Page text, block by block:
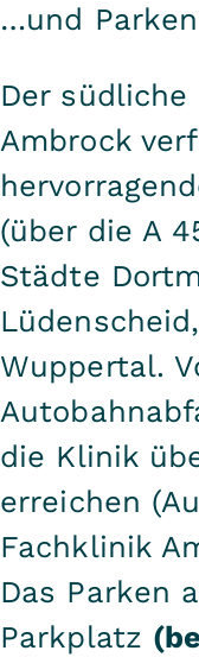
…und
Der
Ambrock
(über die A
Städte
Wuppertal.
die Klinik
erreichen
Fachklinik
Das Parken
Parkplatz